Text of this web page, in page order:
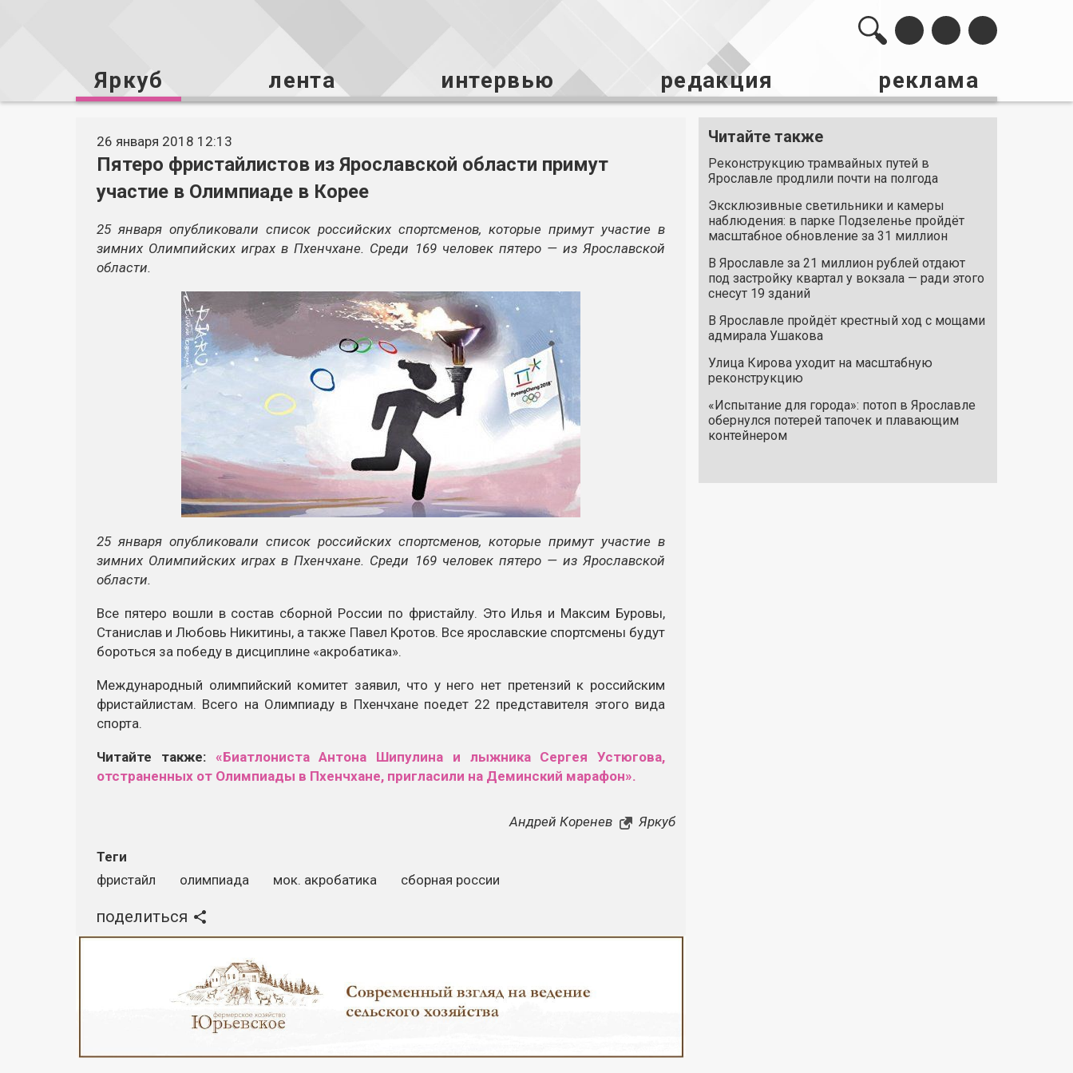
Яркуб лента интервью редакция реклама
26 января 2018 12:13
Пятеро фристайлистов из Ярославской области примут
участие в Олимпиаде в Корее
25 января опубликовали список российских спортсменов, которые примут участие в
зимних Олимпийских играх в Пхенчхане. Среди 169 человек пятеро — из Ярославской
области.
25 января опубликовали список российских спортсменов, которые примут участие в
зимних Олимпийских играх в Пхенчхане. Среди 169 человек пятеро — из Ярославской
области.
Все пятеро вошли в состав сборной России по фристайлу. Это Илья и Максим Буровы,
Станислав и Любовь Никитины, а также Павел Кротов. Все ярославские спортсмены будут
бороться за победу в дисциплине «акробатика».
Международный олимпийский комитет заявил, что у него нет претензий к российским
фристайлистам. Всего на Олимпиаду в Пхенчхане поедет 22 представителя этого вида
спорта.
Читайте также: «Биатлониста Антона Шипулина и лыжника Сергея Устюгова,
отстраненных от Олимпиады в Пхенчхане, пригласили на Деминский марафон».
Андрей Коренев Яркуб
Теги
фристайл
олимпиада мок. акробатика сборная россии
поделиться
Читайте также
Реконструкцию трамвайных путей в
Ярославле продлили почти на полгода
Эксклюзивные светильники и камеры
наблюдения: в парке Подзеленье пройдёт
масштабное обновление за 31 миллион
В Ярославле за 21 миллион рублей отдают
под застройку квартал у вокзала — ради этого
снесут 19 зданий
В Ярославле пройдёт крестный ход с мощами
адмирала Ушакова
Улица Кирова уходит на масштабную
реконструкцию
«Испытание для города»: потоп в Ярославле
обернулся потерей тапочек и плавающим
контейнером